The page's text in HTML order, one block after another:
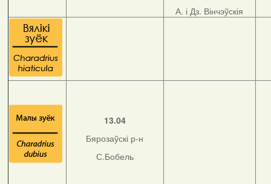
А. і Дз. Вінчэўскія
13.04
Бярозаўскі р-н
С.Бобель